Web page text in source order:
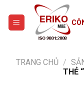
content
TRANG CHỦ /
THẺ